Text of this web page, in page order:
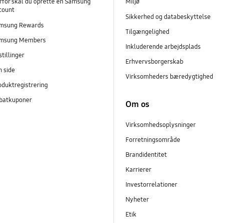
skal du oprette en Samsung
Rewards
Members
side
Miljø
Sikkerhed og databeskyttelse
Tilgængelighed
Inkluderende arbejdsplads
Erhvervsborgerskab
Virksomheders bæredygtighed
Om os
Virksomhedsoplysninger
Forretningsområde
Brandidentitet
Karrierer
Investorrelationer
Nyheter
Etik